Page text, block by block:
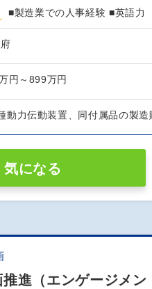
■製造業での人事経験 ■英語力
円～899万円
動力伝動装置、同付属品の製
気になる
進（エンゲージメン